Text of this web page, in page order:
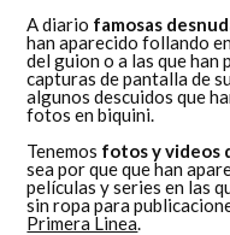
A diario famosas
han aparecido follando
del guion o a las que han
capturas de pantalla de
algunos descuidos que
fotos en biquini.
Tenemos fotos y videos
sea por que que han
películas y series en las
sin ropa para
Primera Linea.